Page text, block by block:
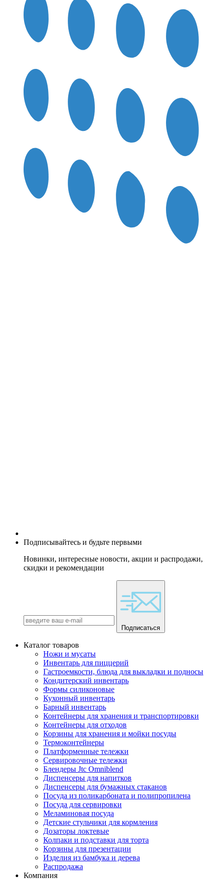
Подписывайтесь и будьте первыми
Новинки, интересные новости, акции и распродажи,
скидки и рекомендации
Подписаться
Каталог товаров
Ножи и мусаты
Инвентарь для пиццерий
Гастроемкости, блюда для выкладки и подносы
Кондитерский инвентарь
Формы силиконовые
Кухонный инвентарь
Барный инвентарь
Контейнеры для хранения и транспортировки
Контейнеры для отходов
Корзины для хранения и мойки посуды
Термоконтейнеры
Платформенные тележки
Сервировочные тележки
Блендеры Jtc Omniblend
Диспенсеры для напитков
Диспенсеры для бумажных стаканов
Посуда из поликарбоната и полипропилена
Посуда для сервировки
Меламиновая посуда
Детские стульчики для кормления
Дозаторы локтевые
Колпаки и подставки для торта
Корзины для презентации
Изделия из бамбука и дерева
Распродажа
Компания